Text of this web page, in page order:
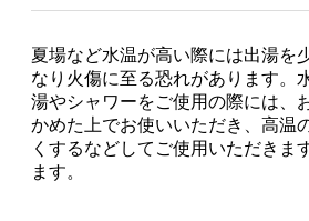
夏場など水温が高い際には出湯を
なり火傷に至る恐れがあります。
湯やシャワーをご使用の際には、
かめた上でお使いいただき、高温
くするなどしてご使用いただきま
ます。